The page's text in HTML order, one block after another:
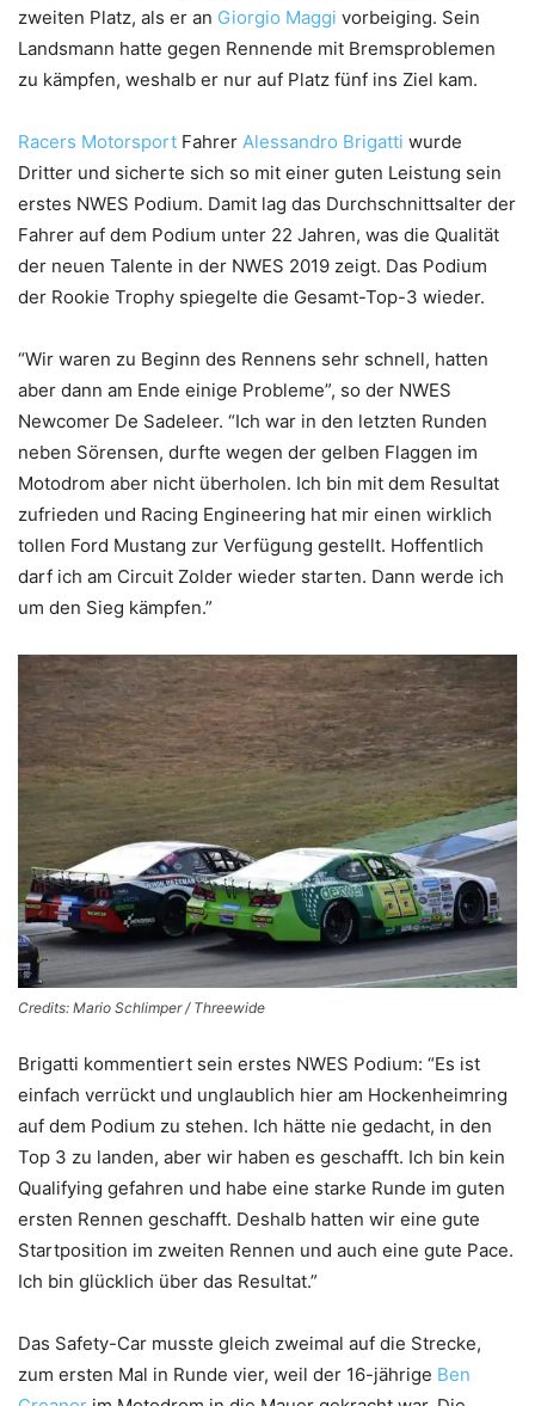
zweiten Platz, als er an Giorgio Maggi vorbeiging. Sein
Landsmann hatte gegen Rennende mit Bremsproblemen
zu kämpfen, weshalb er nur auf Platz fünf ins Ziel kam.
Racers Motorsport Fahrer Alessandro Brigatti wurde
Dritter und sicherte sich so mit einer guten Leistung sein
erstes NWES Podium. Damit lag das Durchschnittsalter der
Fahrer auf dem Podium unter 22 Jahren, was die Qualität
der neuen Talente in der NWES 2019 zeigt. Das Podium
der Rookie Trophy spiegelte die Gesamt-Top-3 wieder.
“Wir waren zu Beginn des Rennens sehr schnell, hatten
aber dann am Ende einige Probleme”, so der NWES
Newcomer De Sadeleer. “Ich war in den letzten Runden
neben Sörensen, durfte wegen der gelben Flaggen im
Motodrom aber nicht überholen. Ich bin mit dem Resultat
zufrieden und Racing Engineering hat mir einen wirklich
tollen Ford Mustang zur Verfügung gestellt. Hoffentlich
darf ich am Circuit Zolder wieder starten. Dann werde ich
um den Sieg kämpfen.”
Credits: Mario Schlimper / Threewide
Brigatti kommentiert sein erstes NWES Podium: “Es ist
einfach verrückt und unglaublich hier am Hockenheimring
auf dem Podium zu stehen. Ich hätte nie gedacht, in den
Top 3 zu landen, aber wir haben es geschafft. Ich bin kein
Qualifying gefahren und habe eine starke Runde im guten
ersten Rennen geschafft. Deshalb hatten wir eine gute
Startposition im zweiten Rennen und auch eine gute Pace.
Ich bin glücklich über das Resultat.”
Das Safety-Car musste gleich zweimal auf die Strecke,
zum ersten Mal in Runde vier, weil der 16-jährige Ben